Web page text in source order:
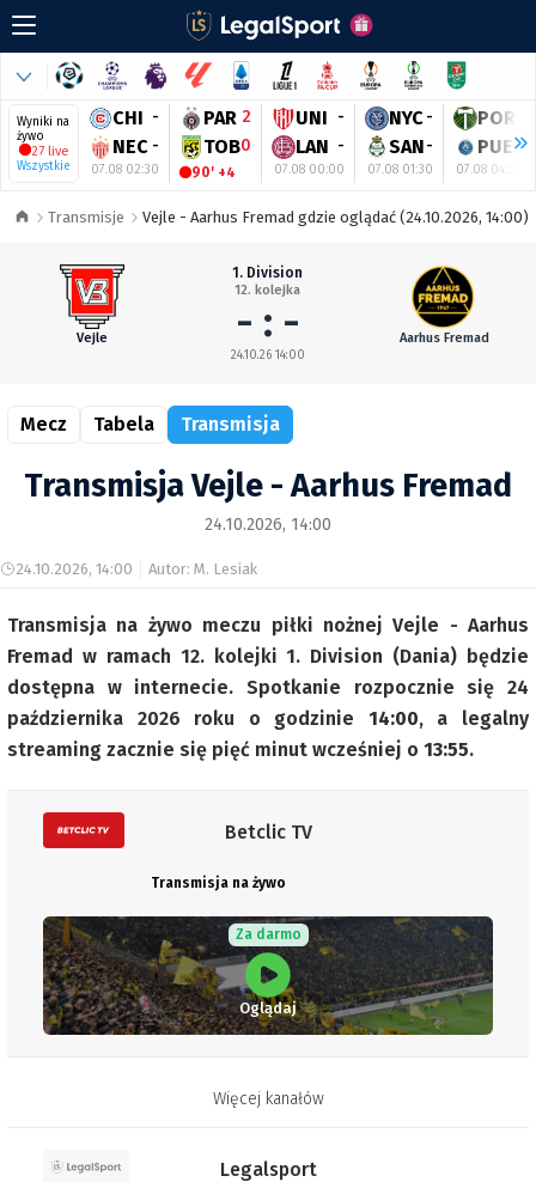
Wyniki na
żywo
27 live
Wszystkie
CHI -
NEC -
07.08 02:30
PAR 2
TOB0
90' +4
UNI -
LAN -
07.08 00:00
NYC-
SAN-
07.08 01:30
POR
PUE-
07.08 04:30
Transmisje Vejle - Aarhus Fremad gdzie oglądać (24.10.2026, 14:00)
Vejle
1. Division
12. kolejka
- : -
24.10.26 14:00
Aarhus Fremad
Mecz Tabela Transmisja
Transmisja Vejle - Aarhus Fremad
24.10.2026, 14:00
24.10.2026, 14:00 Autor: M. Lesiak
Transmisja na żywo meczu piłki nożnej Vejle - Aarhus
Fremad w ramach 12. kolejki 1. Division (Dania) będzie
dostępna w internecie. Spotkanie rozpocznie się 24
października 2026 roku o godzinie 14:00, a legalny
streaming zacznie się pięć minut wcześniej o 13:55.
Betclic TV
Transmisja na żywo
Za darmo
Oglądaj
Więcej kanałów
Legalsport